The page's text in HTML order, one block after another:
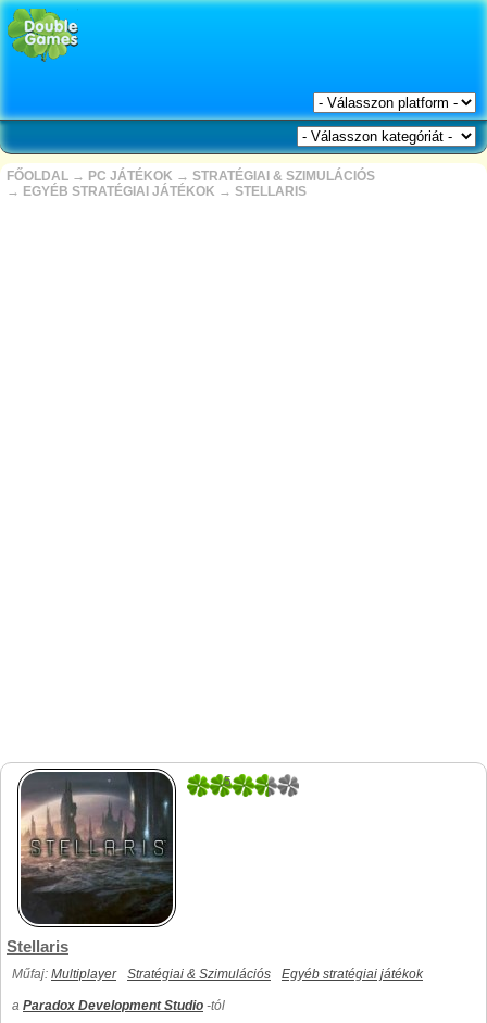
FŐOLDAL → PC JÁTÉKOK → STRATÉGIAI & SZIMULÁCIÓS
→ EGYÉB STRATÉGIAI JÁTÉKOK → STELLARIS
5
Stellaris
Műfaj: Multiplayer Stratégiai & Szimulációs Egyéb stratégiai játékok
a Paradox Development Studio -tól